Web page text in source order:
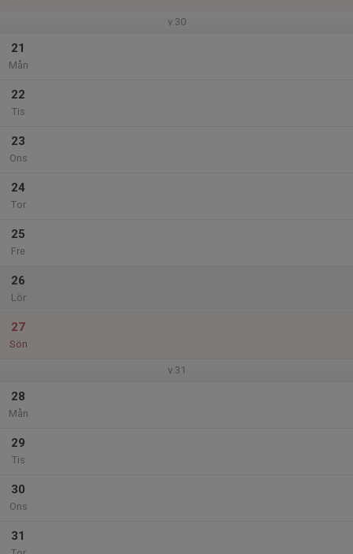
v.30
21
Mån
22
Tis
23
Ons
24
Tor
25
Fre
26
Lör
27
Sön
v.31
28
Mån
29
Tis
30
Ons
31